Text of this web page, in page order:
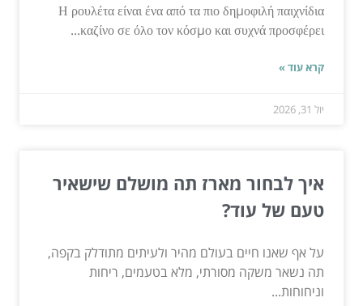
Η ρουλέτα είναι ένα από τα πιο δημοφιλή παιχνίδια
καζίνο σε όλο τον κόσμο και συχνά προσφέρει...
קרא עוד »
יול 31, 2026
איך לבחור מארז תה מושלם שישאיר
טעם של עוד?
על אף שאנו חיים בעולם מהיר ולעיתים מתודלק בקפה,
תה נשאר משקה מסורתי, מלא בטעמים, ריחות
וניחוחות...